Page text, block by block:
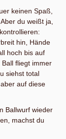
keinen Spaß,
du weißt ja,
hin, Hände
hoch bis auf
fliegt immer
siehst total
auf diese
Ballwurf wieder
machst du